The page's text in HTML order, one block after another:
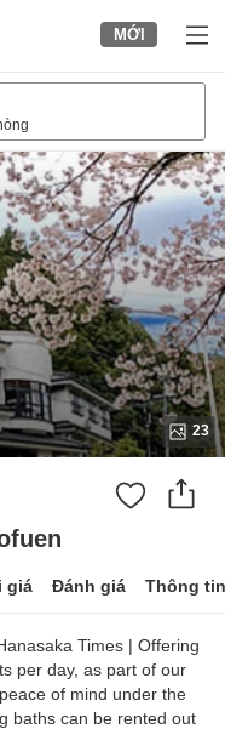
MỚI
23
giá Đánh giá Thông
Times | Offering
per day, as part of our
of mind under the
baths can be rented out